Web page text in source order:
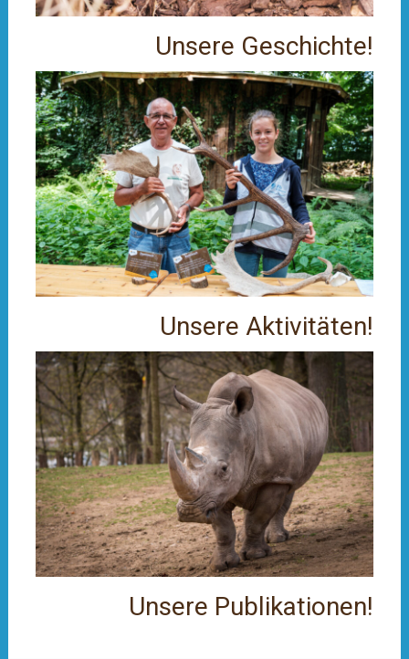
Unsere Geschichte!
Unsere Aktivitäten!
Unsere Publikationen!